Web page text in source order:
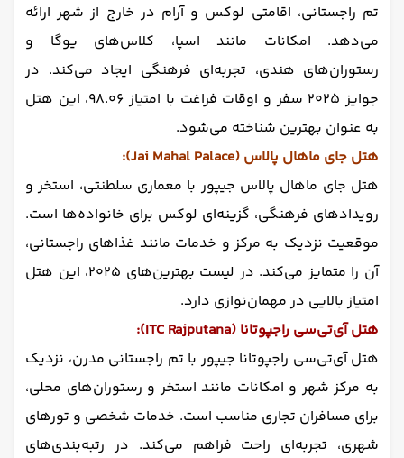
تم راجستانی، اقامتی لوکس و آرام در خارج از شهر ارائه
می‌دهد. امکانات مانند اسپا، کلاس‌های یوگا و
رستوران‌های هندی، تجربه‌ای فرهنگی ایجاد می‌کند. در
جوایز ۲۰۲۵ سفر و اوقات فراغت با امتیاز ۹۸.۰۶، این هتل
به عنوان بهترین شناخته می‌شود.
هتل جای ماهال پالاس (Jai Mahal Palace):
هتل جای ماهال پالاس جیپور با معماری سلطنتی، استخر و
رویدادهای فرهنگی، گزینه‌ای لوکس برای خانواده‌ها است.
موقعیت نزدیک به مرکز و خدمات مانند غذاهای راجستانی،
آن را متمایز می‌کند. در لیست بهترین‌های ۲۰۲۵، این هتل
امتیاز بالایی در مهمان‌نوازی دارد.
هتل آی‌تی‌سی راجپوتانا (ITC Rajputana):
هتل آی‌تی‌سی راجپوتانا جیپور با تم راجستانی مدرن، نزدیک
به مرکز شهر و امکانات مانند استخر و رستوران‌های محلی،
برای مسافران تجاری مناسب است. خدمات شخصی و تورهای
شهری، تجربه‌ای راحت فراهم می‌کند. در رتبه‌بندی‌های